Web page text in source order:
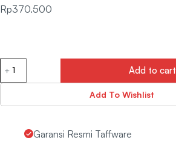
Rp370.500
Add to cart
Add To Wishlist
Garansi Resmi Taffware